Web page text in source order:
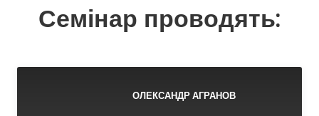
Семінар проводять:
ОЛЕКСАНДР АГРАНОВ